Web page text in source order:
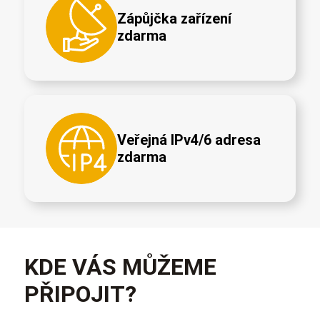
Zápůjčka zařízení
zdarma
Veřejná IPv4/6 adresa
zdarma
KDE VÁS MŮŽEME
PŘIPOJIT?